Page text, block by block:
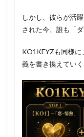
しかし、彼らが活
された今、誰も「
KO1KEYZも同様に
義を書き換えていく